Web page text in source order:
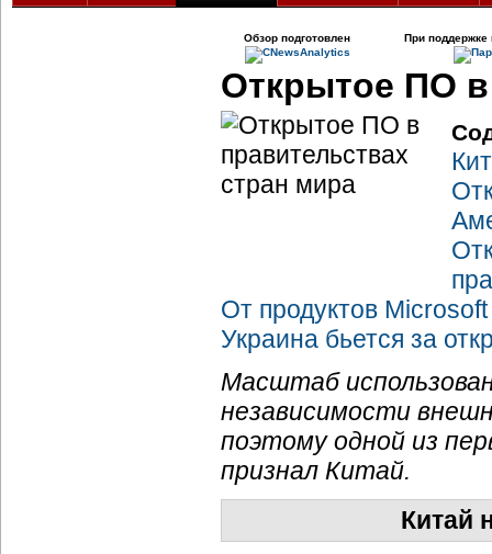
Обзор подготовлен При поддержке
Открытое ПО в
От продуктов
Украина бьется за
Масштаб
независимости
поэтому одной из
признал Китай.
Китай